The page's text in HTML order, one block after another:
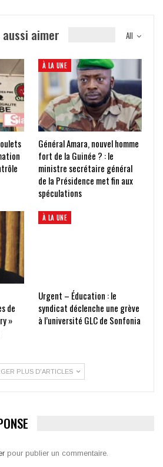
All
aimer
À LA UNE
Général Amara, nouvel homme
fort de la Guinée ? : le
ministre secrétaire général
de la Présidence met fin aux
spéculations
de
»
À LA UNE
Urgent – Éducation : le
syndicat déclenche une grève
à l’université GLC de Sonfonia
PLUS D'ARTICLES
pour publier un commentaire.